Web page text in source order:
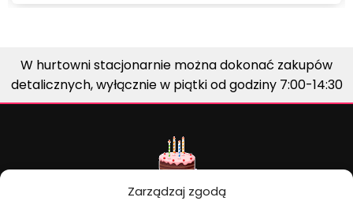
Zarządzaj zgodą
W hurtowni stacjonarnie można dokonać zakupów
detalicznych, wyłącznie w piątki od godziny 7:00-14:30